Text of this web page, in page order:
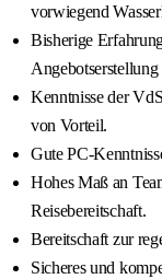
vorwiegend
Bisherige
Kenntnisse der
von Vorteil.
Gute PC-
Hohes Maß an
Reisebereitschaft.
Bereitschaft zur
Sicheres und